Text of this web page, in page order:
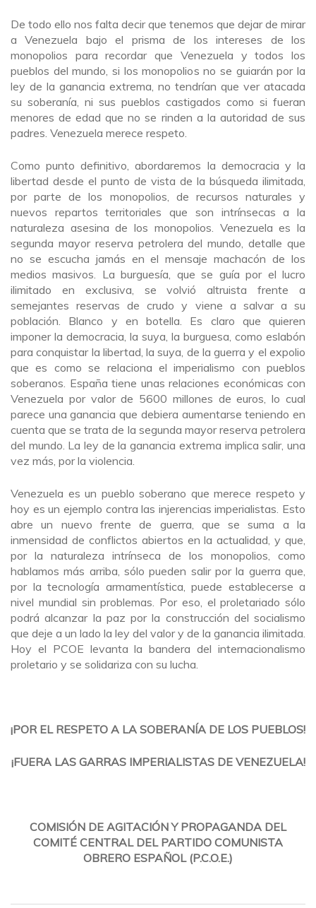
De todo ello nos falta decir que tenemos que dejar de mirar
a Venezuela bajo el prisma de los intereses de los
monopolios para recordar que Venezuela y todos los
pueblos del mundo, si los monopolios no se guiarán por la
ley de la ganancia extrema, no tendrían que ver atacada
su soberanía, ni sus pueblos castigados como si fueran
menores de edad que no se rinden a la autoridad de sus
padres. Venezuela merece respeto.
Como punto definitivo, abordaremos la democracia y la
libertad desde el punto de vista de la búsqueda ilimitada,
por parte de los monopolios, de recursos naturales y
nuevos repartos territoriales que son intrínsecas a la
naturaleza asesina de los monopolios. Venezuela es la
segunda mayor reserva petrolera del mundo, detalle que
no se escucha jamás en el mensaje machacón de los
medios masivos. La burguesía, que se guía por el lucro
ilimitado en exclusiva, se volvió altruista frente a
semejantes reservas de crudo y viene a salvar a su
población. Blanco y en botella. Es claro que quieren
imponer la democracia, la suya, la burguesa, como eslabón
para conquistar la libertad, la suya, de la guerra y el expolio
que es como se relaciona el imperialismo con pueblos
soberanos. España tiene unas relaciones económicas con
Venezuela por valor de 5600 millones de euros, lo cual
parece una ganancia que debiera aumentarse teniendo en
cuenta que se trata de la segunda mayor reserva petrolera
del mundo. La ley de la ganancia extrema implica salir, una
vez más, por la violencia.
Venezuela es un pueblo soberano que merece respeto y
hoy es un ejemplo contra las injerencias imperialistas. Esto
abre un nuevo frente de guerra, que se suma a la
inmensidad de conflictos abiertos en la actualidad, y que,
por la naturaleza intrínseca de los monopolios, como
hablamos más arriba, sólo pueden salir por la guerra que,
por la tecnología armamentística, puede establecerse a
nivel mundial sin problemas. Por eso, el proletariado sólo
podrá alcanzar la paz por la construcción del socialismo
que deje a un lado la ley del valor y de la ganancia ilimitada.
Hoy el PCOE levanta la bandera del internacionalismo
proletario y se solidariza con su lucha.
¡POR EL RESPETO A LA SOBERANÍA DE LOS PUEBLOS!
¡FUERA LAS GARRAS IMPERIALISTAS DE VENEZUELA!
COMISIÓN DE AGITACIÓN Y PROPAGANDA DEL
COMITÉ CENTRAL DEL PARTIDO COMUNISTA
OBRERO ESPAÑOL (P.C.O.E.)